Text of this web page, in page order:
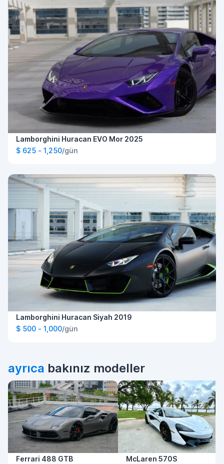
Lamborghini Huracan EVO Mor 2025
$ 625 - 1,250/gün
Lamborghini Huracan Siyah 2019
$ 500 - 1,000/gün
ayrıca bakınız modeller
Ferrari 488 GTB
McLaren 570S